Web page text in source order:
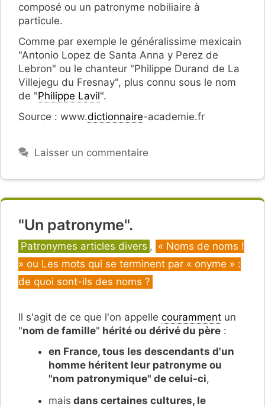
composé ou un patronyme nobiliaire à
particule.
Comme par exemple le généralissime mexicain
"Antonio Lopez de Santa Anna y Perez de
Lebron" ou le chanteur "Philippe Durand de La
Villejegu du Fresnay", plus connu sous le nom
de "Philippe Lavil".
Source : www.dictionnaire-academie.fr
Laisser un commentaire
"Un patronyme".
Catégories
Patronymes articles divers , « Noms de noms !
» ou Les mots qui se terminent par « onyme » :
de quoi sont-ils des noms ?
Il s'agit de ce que l'on appelle couramment un
"nom de famille" hérité ou dérivé du père :
en France, tous les descendants d'un
homme héritent leur patronyme ou
"nom patronymique" de celui-ci,
mais dans certaines cultures, le